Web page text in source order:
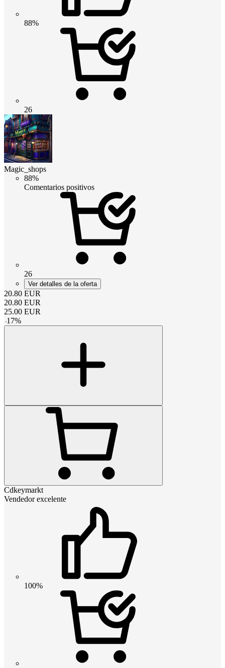
88%
26
Magic_shops
88%
Comentarios positivos
26
Ver detalles de la oferta
20.80 EUR
20.80 EUR
25.00 EUR
-17%
Cdkeymarkt
Vendedor excelente
100%